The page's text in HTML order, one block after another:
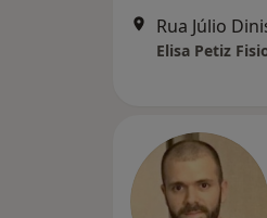
Rua Júlio
Elisa Petiz